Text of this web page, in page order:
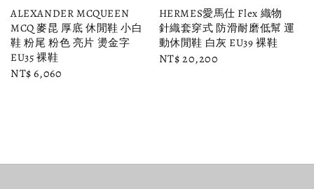
ALEXANDER MCQUEEN
MCQ 麥昆 厚底 休閒鞋 小白
鞋 粉尾 粉色 亮片 燙金字
EU35 裸鞋
Regular
NT$ 6,060
HERMES愛馬仕 Flex 織物
針織套穿式 防滑耐磨低幫 運
動休閒鞋 白灰 EU39 裸鞋
Regular
NT$ 20,200